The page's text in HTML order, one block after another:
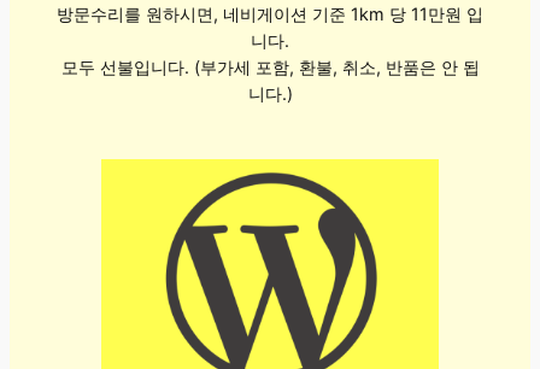
방문수리를 원하시면, 네비게이션 기준 1km 당 11만원 입
니다.
모두 선불입니다. (부가세 포함, 환불, 취소, 반품은 안 됩
니다.)